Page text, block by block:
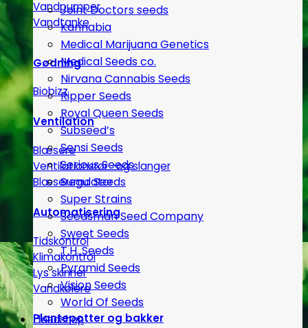
Vandpumper
Vandtanke
Gødning
Biobizz
Ventilation
Blæsere
Ventilationsrør -og slanger
Blæseregulator
Automatisering
Tidskontrol
Klimakontrol
Lys skinner
Vandkølere
Plantepotter og bakker
Joint Doctors seeds
Kannabia
Medical Marijuana Genetics
Medical Seeds co.
Nirvana Cannabis Seeds
Ripper Seeds
Royal Queen Seeds
Subseed’s
Sensi Seeds
Serious Seeds
Sumo Seeds
Super Strains
Seedsman Seed Company
Sweet Seeds
T.H. Seeds
Pyramid Seeds
Vision Seeds
World Of Seeds
Headshop